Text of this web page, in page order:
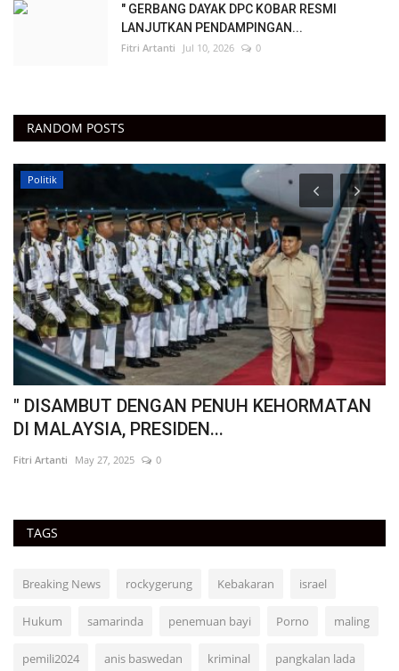
" GERBANG DAYAK DPC KOBAR RESMI
LANJUTKAN PENDAMPINGAN...
Fitri Artanti Jul 10, 2026 0
RANDOM POSTS
Politik
" DISAMBUT DENGAN PENUH KEHORMATAN
DI MALAYSIA, PRESIDEN...
Fitri Artanti May 27, 2025 0
TAGS
Breaking News rockygerung Kebakaran israel
Hukum samarinda penemuan bayi Porno maling
pemili2024 anis baswedan kriminal pangkalan lada